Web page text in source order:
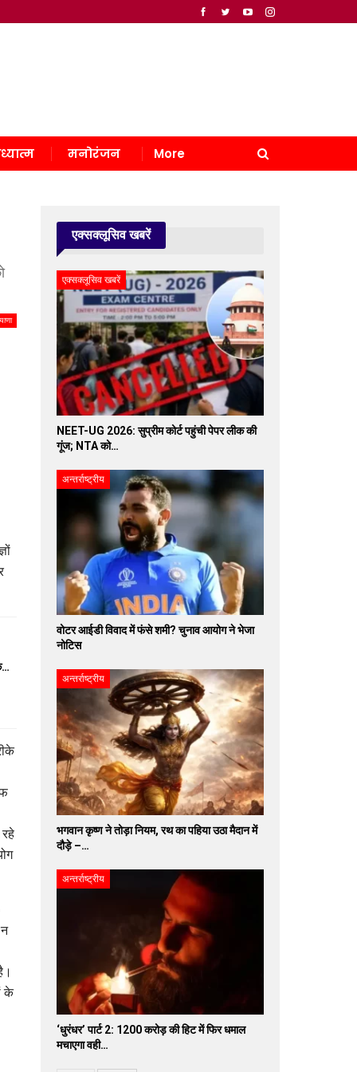
मनोरंजन More
के
एक्सक्लूसिव खबरें
एक्सक्लूसिव खबरें
NEET-UG 2026: सुप्रीम कोर्ट पहुंची पेपर लीक की
गूंज; NTA को…
अन्तर्राष्ट्रीय
वोटर आईडी विवाद में फंसे शमी? चुनाव आयोग ने भेजा
नोटिस
अन्तर्राष्ट्रीय
भगवान कृष्ण ने तोड़ा नियम, रथ का पहिया उठा मैदान में
दौड़े –…
अन्तर्राष्ट्रीय
‘धुरंधर’ पार्ट 2: 1200 करोड़ की हिट में फिर धमाल
मचाएगा वही…